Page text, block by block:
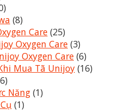
(8)
Care (25)
Oxygen Care (3)
Oxygen Care (6)
Mua Tã Unijoy (16)
Năng (1)
(1)